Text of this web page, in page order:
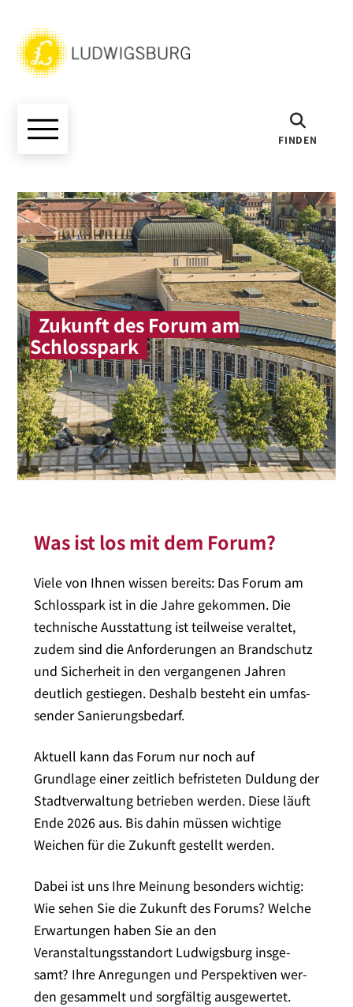
FINDEN
Zukunft des Forum am
Schlosspark
Was ist los mit dem Forum?
Viele von Ihnen wis­sen bereits: Das Forum am
Schlosspark ist in die Jahre gekom­men. Die
tech­ni­sche Ausstattung ist teil­wei­se ver­al­tet,
zudem sind die Anforderungen an Brandschutz
und Sicherheit in den ver­gan­ge­nen Jahren
deut­lich gestie­gen. Deshalb besteht ein umfas­
sen­der Sanierungsbedarf.
Aktuell kann das Forum nur noch auf
Grundlage einer zeit­lich befris­te­ten Duldung der
Stadtverwaltung betrie­ben wer­den. Diese läuft
Ende 2026 aus. Bis dahin müs­sen wich­ti­ge
Weichen für die Zukunft gestellt werden.
Dabei ist uns Ihre Meinung beson­ders wich­tig:
Wie sehen Sie die Zukunft des Forums? Welche
Erwartungen haben Sie an den
Veranstaltungsstandort Ludwigsburg ins­ge­
samt? Ihre Anregungen und Perspektiven wer­
den gesam­melt und sorg­fäl­tig aus­ge­wer­tet.